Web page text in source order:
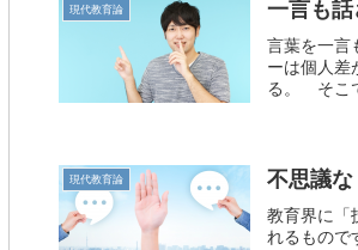
現代教育論 一言も
言葉を一
ーは個人差
る。 そこ
現代教育論 不思議
教育界に「
れるもので